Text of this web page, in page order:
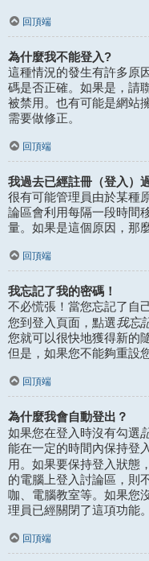
回頂端
為什麼我不能登入?
這種情況的發生有許多原
碼是否正確。如果是，請
被禁用。也有可能是網站
需要做修正。
回頂端
我過去已經註冊（登入）
很有可能管理員由於某種
論區會利用每隔一段時間
量。如果是這個原因，那
回頂端
我忘記了我的密碼！
不必慌張！當您忘記了自
您到登入頁面，點選我忘
您就可以很快地獲得新的
但是，如果您不能夠重設
回頂端
為什麼我會自動登出？
如果您在登入時沒有勾選
能在一定的時間內保持登
用。如果要保持登入狀態
的電腦上登入討論區，則
咖、電腦教室等。如果您
理員已經關閉了這項功能。
回頂端